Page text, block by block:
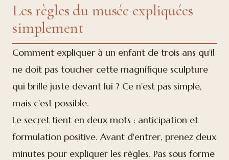
Les règles du musée expliquées
simplement
Comment expliquer à un enfant de trois ans qu'il
ne doit pas toucher cette magnifique sculpture
qui brille juste devant lui ? Ce n'est pas simple,
mais c'est possible.
Le secret tient en deux mots : anticipation et
formulation positive. Avant d'entrer, prenez deux
minutes pour expliquer les règles. Pas sous forme